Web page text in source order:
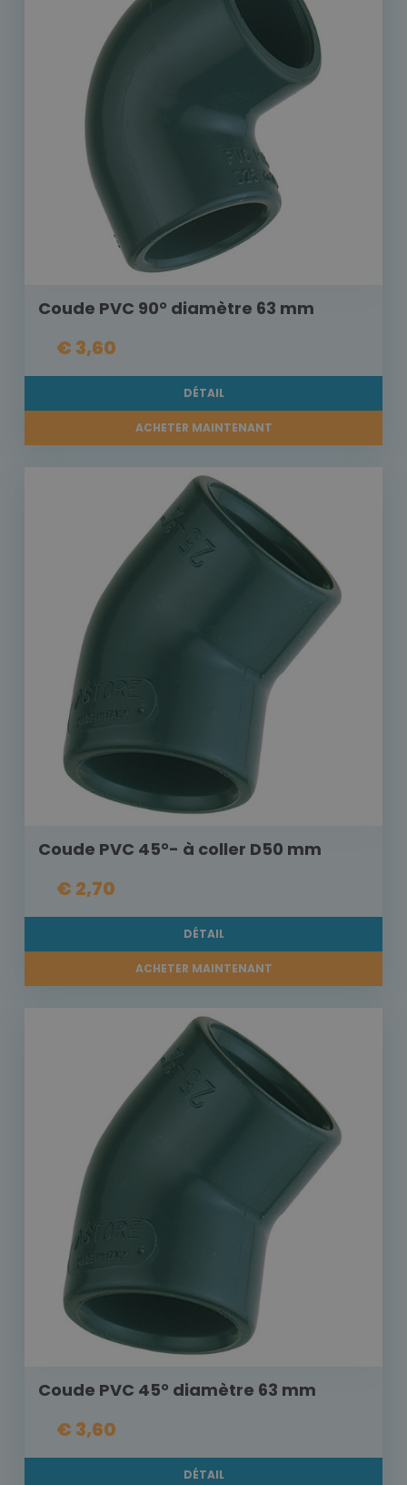
Coude PVC 90° diamètre 63 mm
€ 3,60
DÉTAIL
ACHETER MAINTENANT
Coude PVC 45°- à coller D50 mm
€ 2,70
DÉTAIL
ACHETER MAINTENANT
Coude PVC 45° diamètre 63 mm
€ 3,60
DÉTAIL